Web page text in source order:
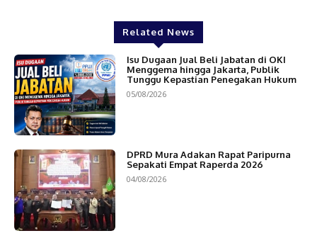
Related News
Isu Dugaan Jual Beli Jabatan di OKI
Menggema hingga Jakarta, Publik
Tunggu Kepastian Penegakan Hukum
05/08/2026
DPRD Mura Adakan Rapat Paripurna
Sepakati Empat Raperda 2026
04/08/2026